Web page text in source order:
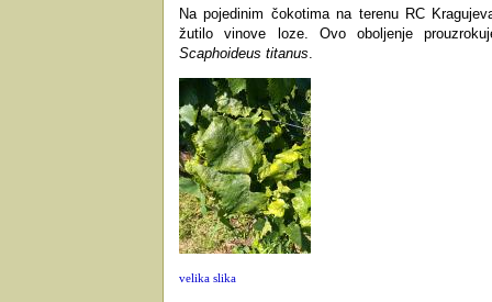
Na pojedinim čokotima na terenu RC
žutilo vinove loze. Ovo oboljenje
Scaphoideus titanus
velika slika